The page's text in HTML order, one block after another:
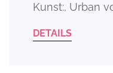
Kunst:, Urban
DETAILS